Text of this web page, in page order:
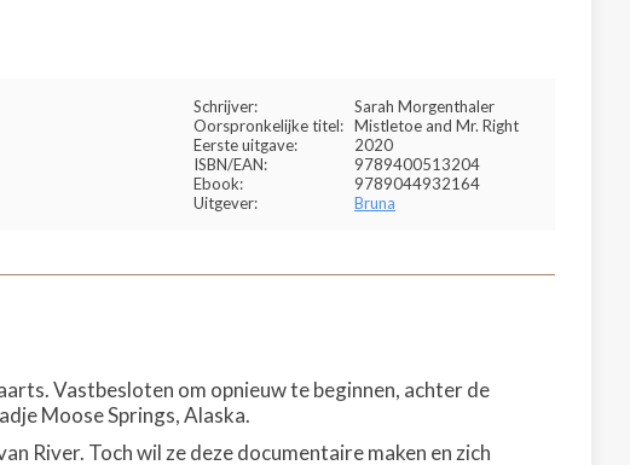
Schrijver:
Sarah Morgenthaler
Oorspronkelijke titel: Mistletoe and Mr. Right
Eerste uitgave:
2020
ISBN/EAN:
9789400513204
Ebook:
9789044932164
Uitgever:
Bruna
Vastbesloten om opnieuw te beginnen, achter de
Moose Springs, Alaska.
River. Toch wil ze deze documentaire maken en zich